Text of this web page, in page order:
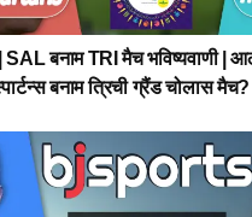
बनाम TRI मैच भविष्यवाणी |
बनाम त्रिची ग्रैंड चोलास मैच?